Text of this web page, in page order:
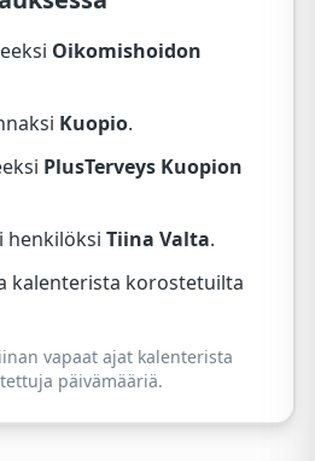
Oikomishoidon
Kuopio.
PlusTerveys Kuopion
henkilöksi Tiina Valta.
kalenterista korostetuilta
vapaat ajat kalenterista
päivämääriä.